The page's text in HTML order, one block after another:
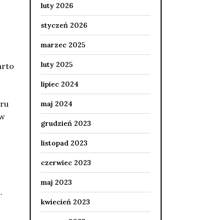
luty 2026
styczeń 2026
marzec 2025
luty 2025
lipiec 2024
maj 2024
grudzień 2023
listopad 2023
czerwiec 2023
maj 2023
kwiecień 2023